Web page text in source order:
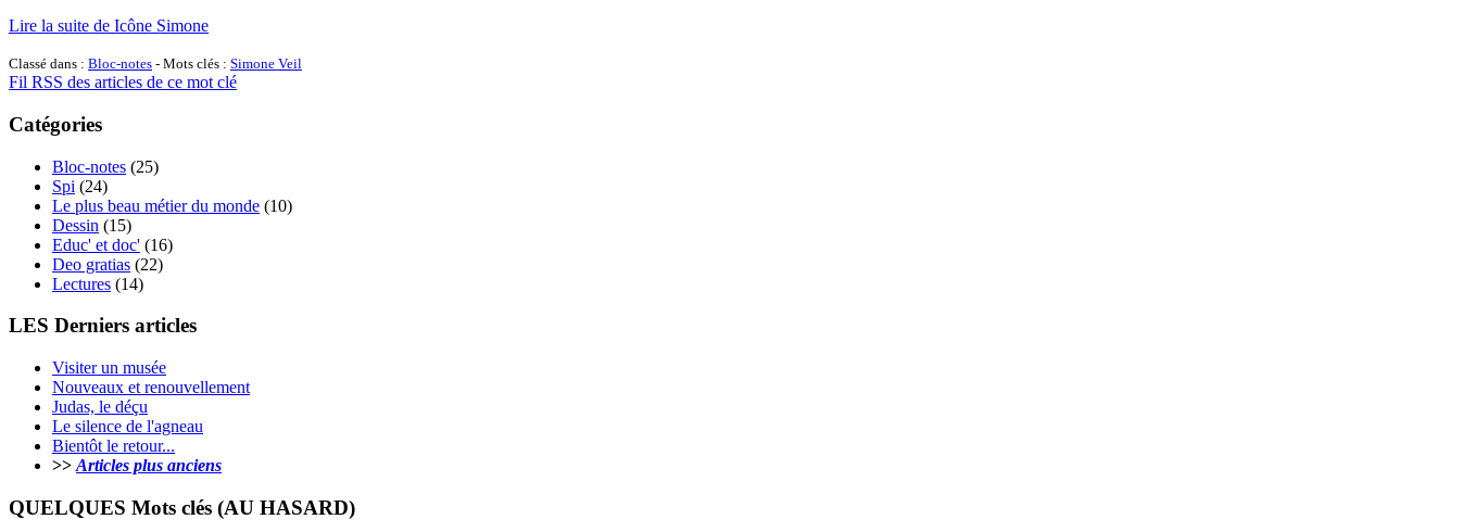
Lire la suite de Icône Simone
Classé dans : Bloc-notes - Mots clés : Simone Veil
Fil RSS des articles de ce mot clé
Catégories
Bloc-notes (25)
Spi (24)
Le plus beau métier du monde (10)
Dessin (15)
Educ' et doc' (16)
Deo gratias (22)
Lectures (14)
LES Derniers articles
Visiter un musée
Nouveaux et renouvellement
Judas, le déçu
Le silence de l'agneau
Bientôt le retour...
>> Articles plus anciens
QUELQUES Mots clés (AU HASARD)